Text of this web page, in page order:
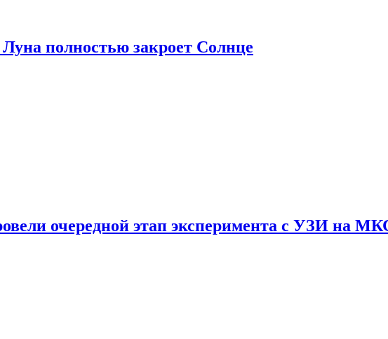
полностью закроет Солнце
очередной этап эксперимента с УЗИ на